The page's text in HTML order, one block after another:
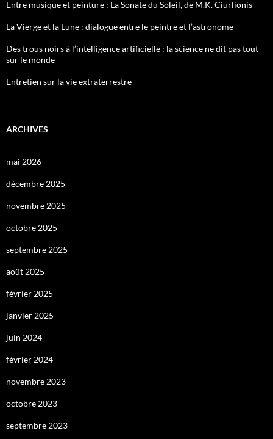
Entre musique et peinture : La Sonate du Soleil, de M.K. Ciurlionis
La Vierge et la Lune : dialogue entre le peintre et l’astronome
Des trous noirs à l’intelligence artificielle : la science ne dit pas tout
sur le monde
Entretien sur la vie extraterrestre
ARCHIVES
mai 2026
décembre 2025
novembre 2025
octobre 2025
septembre 2025
août 2025
février 2025
janvier 2025
juin 2024
février 2024
novembre 2023
octobre 2023
septembre 2023